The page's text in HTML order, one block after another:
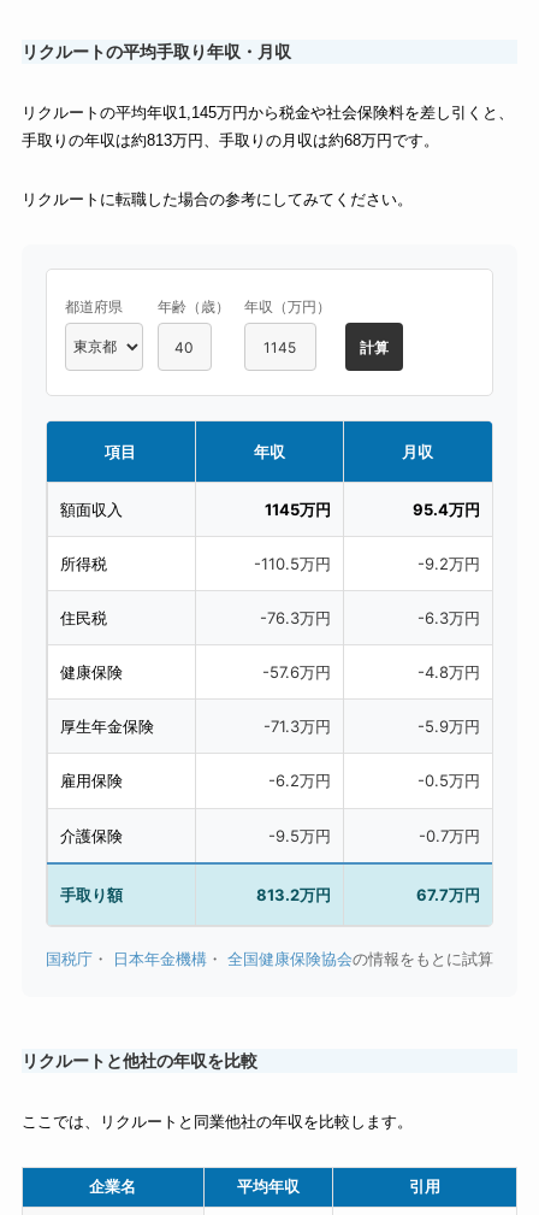
リクルートの平均手取り年収・月収
リクルートの平均年収1,145万円から税金や社会保険料を差し引くと、
手取りの年収は約813万円、手取りの月収は約68万円です。
リクルートに転職した場合の参考にしてみてください。
都道府県 年齢（歳） 年収（万円）
項目 年収 月収
額面収入 1145万円 95.4万円
所得税 -110.5万円 -9.2万円
住民税 -76.3万円 -6.3万円
健康保険 -57.6万円 -4.8万円
厚生年金保険 -71.3万円 -5.9万円
雇用保険 -6.2万円 -0.5万円
介護保険 -9.5万円 -0.7万円
手取り額 813.2万円 67.7万円
国税庁 ・ 日本年金機構 ・ 全国健康保険協会の情報をもとに試算
リクルートと他社の年収を比較
ここでは、リクルートと同業他社の年収を比較します。
企業名 平均年収 引用